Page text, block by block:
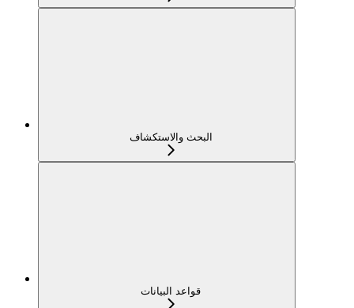
البحث والاستكشاف
قواعد البيانات